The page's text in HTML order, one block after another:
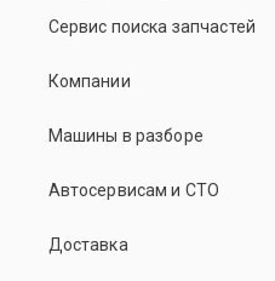
Сервис поиска запчастей
Компании
Машины в разборе
Автосервисам и СТО
Доставка